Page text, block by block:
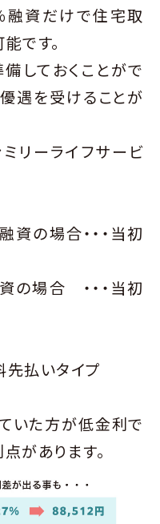
融資だけで住宅取
です。
しておくことがで
遇を受けることが
ミリーライフサービ
の場合・・・当初
の場合 ・・・当初
払いタイプ
いた方が低金利で
があります。